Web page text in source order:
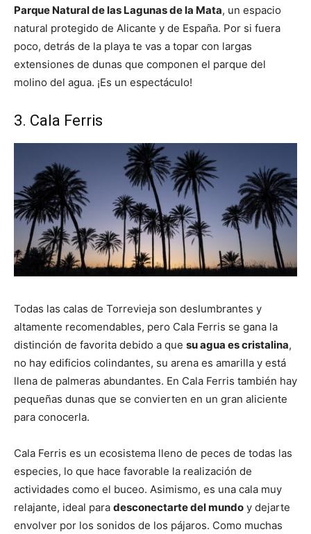
Parque Natural de las Lagunas de la Mata, un espacio
natural protegido de Alicante y de España. Por si fuera
poco, detrás de la playa te vas a topar con largas
extensiones de dunas que componen el parque del
molino del agua. ¡Es un espectáculo!
3. Cala Ferris
Todas las calas de Torrevieja son deslumbrantes y
altamente recomendables, pero Cala Ferris se gana la
distinción de favorita debido a que su agua es cristalina,
no hay edificios colindantes, su arena es amarilla y está
llena de palmeras abundantes. En Cala Ferris también hay
pequeñas dunas que se convierten en un gran aliciente
para conocerla.
Cala Ferris es un ecosistema lleno de peces de todas las
especies, lo que hace favorable la realización de
actividades como el buceo. Asimismo, es una cala muy
relajante, ideal para desconectarte del mundo y dejarte
envolver por los sonidos de los pájaros. Como muchas